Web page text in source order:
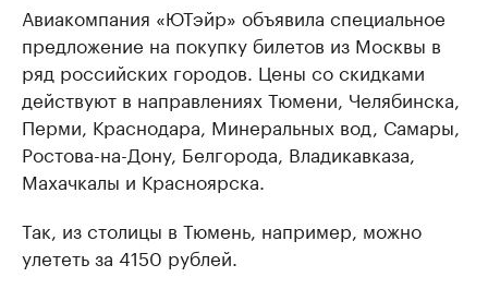
Авиакомпания «ЮТэйр» объявила специальное
предложение на покупку билетов из Москвы в
ряд российских городов. Цены со скидками
действуют в направлениях Тюмени, Челябинска,
Перми, Краснодара, Минеральных вод, Самары,
Ростова-на-Дону, Белгорода, Владикавказа,
Махачкалы и Красноярска.
Так, из столицы в Тюмень, например, можно
улететь за 4150 рублей.